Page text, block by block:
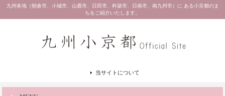
九州各地（朝倉市、小城市、山鹿市、日田市、杵築市、日南市、南九州市）に ある小京都のま
ちをご紹介いたします。
当サイトについて